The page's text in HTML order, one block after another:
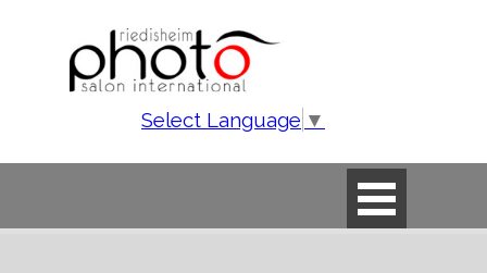
Sauter le menu
Select Language ▼